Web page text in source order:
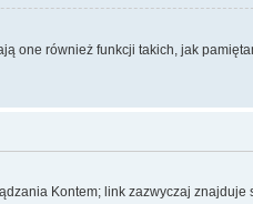
one również funkcji takich, jak
Kontem; link zazwyczaj znajduje